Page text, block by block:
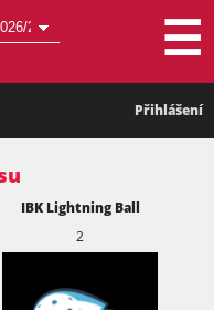
☰
Přihlášení
IBK Lightning Ball
2